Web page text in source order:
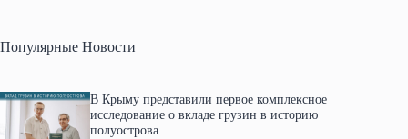
Популярные Новости
В Крыму представили первое комплексное
исследование о вкладе грузин в историю
полуострова